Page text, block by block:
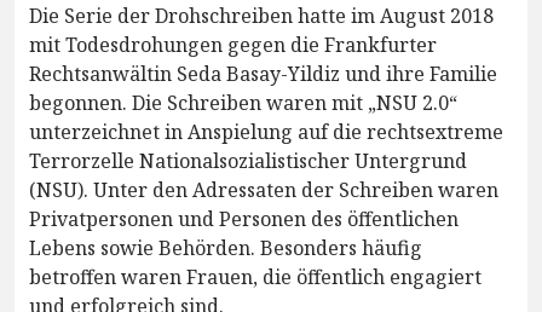
Die Serie der Drohschreiben hatte im August 2018
mit Todesdrohungen gegen die Frankfurter
Rechtsanwältin Seda Basay-Yildiz und ihre Familie
begonnen. Die Schreiben waren mit „NSU 2.0“
unterzeichnet in Anspielung auf die rechtsextreme
Terrorzelle Nationalsozialistischer Untergrund
(NSU). Unter den Adressaten der Schreiben waren
Privatpersonen und Personen des öffentlichen
Lebens sowie Behörden. Besonders häufig
betroffen waren Frauen, die öffentlich engagiert
und erfolgreich sind.